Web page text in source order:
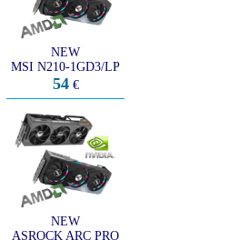
NEW
MSI N210-1GD3/LP
54€
NEW
ASROCK ARC PRO